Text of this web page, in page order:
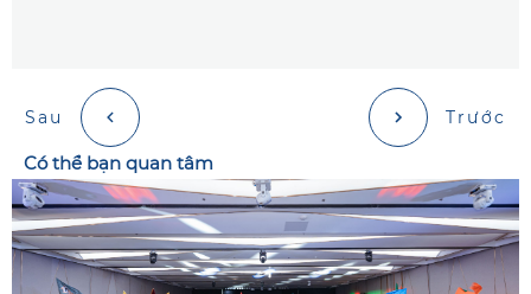
Sau Trước
Có thể bạn quan tâm